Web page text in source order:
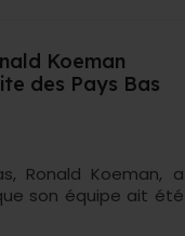
Koeman
des Pays Bas
Ronald Koeman, a
son équipe ait été